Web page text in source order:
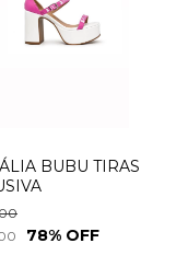
BUBU TIRAS
78% OFF